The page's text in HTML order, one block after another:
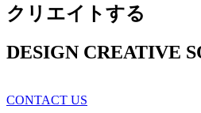
クリエイトする
DESIGN CREATIVE
CONTACT US